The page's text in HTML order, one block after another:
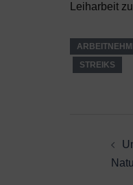
Leiharbeit
STREIKS